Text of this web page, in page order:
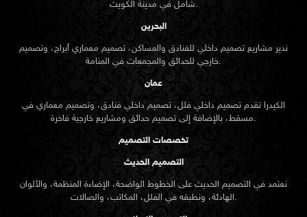
شامل في مدينة الكويت.
البحرين
ندير مشاريع تصميم داخلي للفنادق والمساكن، تصميم معماري أبراج، وتصميم
خارجي للحدائق والمجمعات في المنامة.
عمان
الكيدرا تقدم تصميم داخلي فلل، تصميم داخلي فنادق، وتصميم معماري في
مسقط، بالإضافة إلى تصميم حدائق ومشاريع خارجية فاخرة.
تخصصات التصميم
التصميم الحديث
نعتمد في التصميم الحديث على الخطوط الواضحة، الإضاءة المنظمة، والألوان
الهادئة، ونطبقه في الفلل، المكاتب، والصالات.